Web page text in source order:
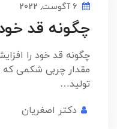
چگونه قد
مقدار چربی شکمی که
تولید…
دکتر اصغریان